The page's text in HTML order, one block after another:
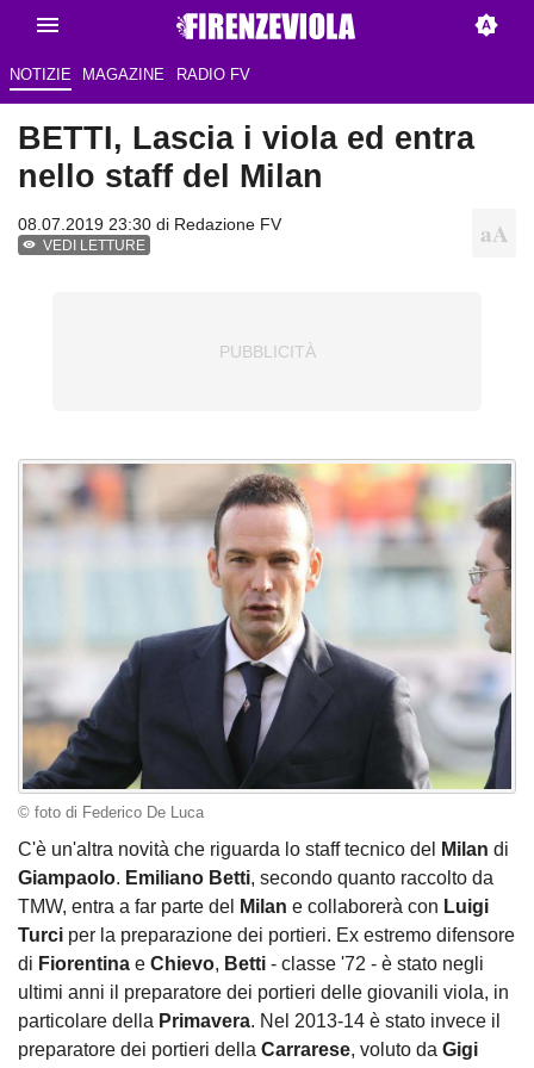
NOTIZIE MAGAZINE RADIO FV
BETTI, Lascia i viola ed entra
nello staff del Milan
08.07.2019 23:30 di Redazione FV
VEDI LETTURE
© foto di Federico De Luca
C'è un'altra novità che riguarda lo staff tecnico del Milan di
Giampaolo. Emiliano Betti, secondo quanto raccolto da
TMW, entra a far parte del
Milan e collaborerà con Luigi
Turci per la preparazione dei portieri. Ex estremo difensore
di Fiorentina e Chievo, Betti - classe '72 - è stato negli
ultimi anni il preparatore dei portieri delle giovanili viola, in
particolare della Primavera. Nel 2013-14 è stato invece il
preparatore dei portieri della Carrarese, voluto da Gigi